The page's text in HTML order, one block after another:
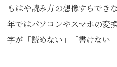
もはや読み方の想像すらでき
年ではパソコンやスマホの変
字が「読めない」「書けない